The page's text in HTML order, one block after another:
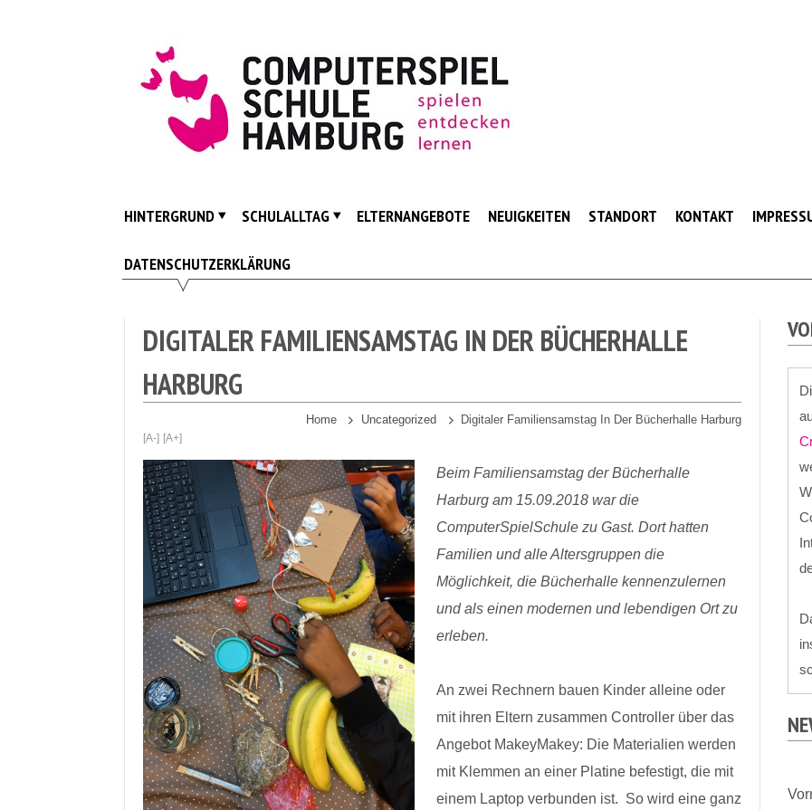
Hamburg
HINTERGRUND SCHULALLTAG ELTERNANGEBOTE NEUIGKEITEN STANDORT KONTAKT
DATENSCHUTZERKLÄRUNG
DIGITALER FAMILIENSAMSTAG IN DER BÜCHERHALLE
HARBURG
Home Uncategorized Digitaler Familiensamstag In Der Bücherhalle Harburg
[A-] [A+]
Beim Familiensamstag der Bücherhalle
Harburg am 15.09.2018 war die
ComputerSpielSchule zu Gast. Dort hatten
Familien und alle Altersgruppen die
Möglichkeit, die Bücherhalle kennenzulernen
und als einen modernen und lebendigen Ort zu
erleben.
An zwei Rechnern bauen Kinder alleine oder
mit ihren Eltern zusammen Controller über das
Angebot MakeyMakey: Die Materialien werden
mit Klemmen an einer Platine befestigt, die mit
einem Laptop verbunden ist. So wird eine ganz